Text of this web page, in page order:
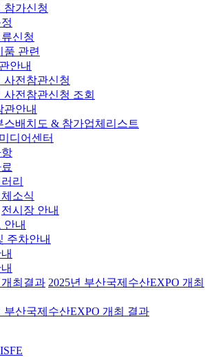
참가신청
신청
품 관련
안내
사전참관신청
사전참관신청 조회
관안내
스배치도 & 참가업체리스트
미디어센터
리
소식
전시장 안내
안내
주차안내
최결과 2025년 부산국제수산EXPO 개최
부산국제수산EXPO 개최 결과